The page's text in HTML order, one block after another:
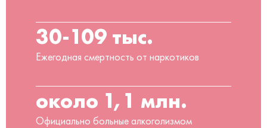
30-109 тыс.
Ежегодная смертность от наркотиков
около 1,1 млн.
Официально больные алкоголизмом